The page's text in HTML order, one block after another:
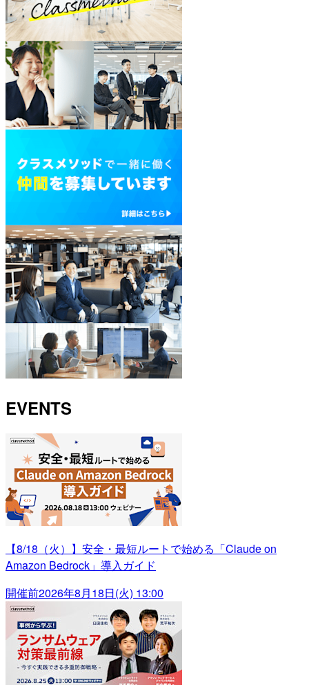
EVENTS
【8/18（火）】安全・最短ルートで始める「Claude on
Amazon Bedrock」導入ガイド
開催前2026年8月18日(火) 13:00